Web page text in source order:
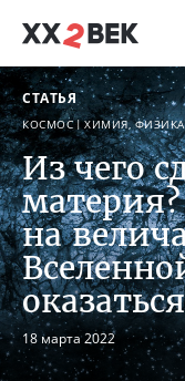
СТАТЬЯ
КОСМОС ХИМИЯ,
Из чего
на
18 марта 2022